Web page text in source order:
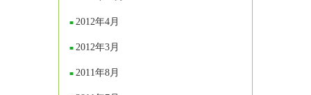
2012年4月
2012年3月
2011年8月